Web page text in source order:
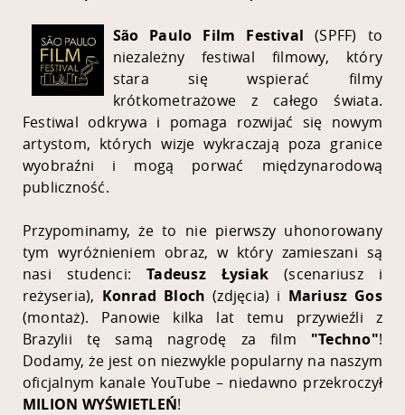
São Paulo Film Festival(SPFF) to
niezależny festiwal filmowy, który
stara się wspierać filmy
krótkometrażowe z całego świata.
Festiwal odkrywa i pomaga rozwijać się nowym
artystom, których wizje wykraczają poza granice
wyobraźni i mogą porwać międzynarodową
publiczność.
Przypominamy, że to nie pierwszy uhonorowany
tym wyróżnieniem obraz, w który zamieszani są
nasi studenci:Tadeusz Łysiak(scenariusz i
reżyseria), Konrad Bloch (zdjęcia) i Mariusz Gos
(montaż). Panowie kilka lat temu przywieźli z
Brazylii tę samą nagrodę za film "Techno"!
Dodamy, że jest on niezwykle popularny na naszym
oficjalnym kanale YouTube – niedawno przekroczył
MILION WYŚWIETLEŃ!